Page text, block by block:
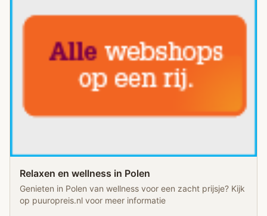
Relaxen en wellness in Polen
Genieten in Polen van wellness voor een zacht prijsje? Kijk
op puuropreis.nl voor meer informatie